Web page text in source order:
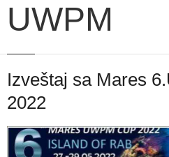
UWPM
Izveštaj sa Mares
2022